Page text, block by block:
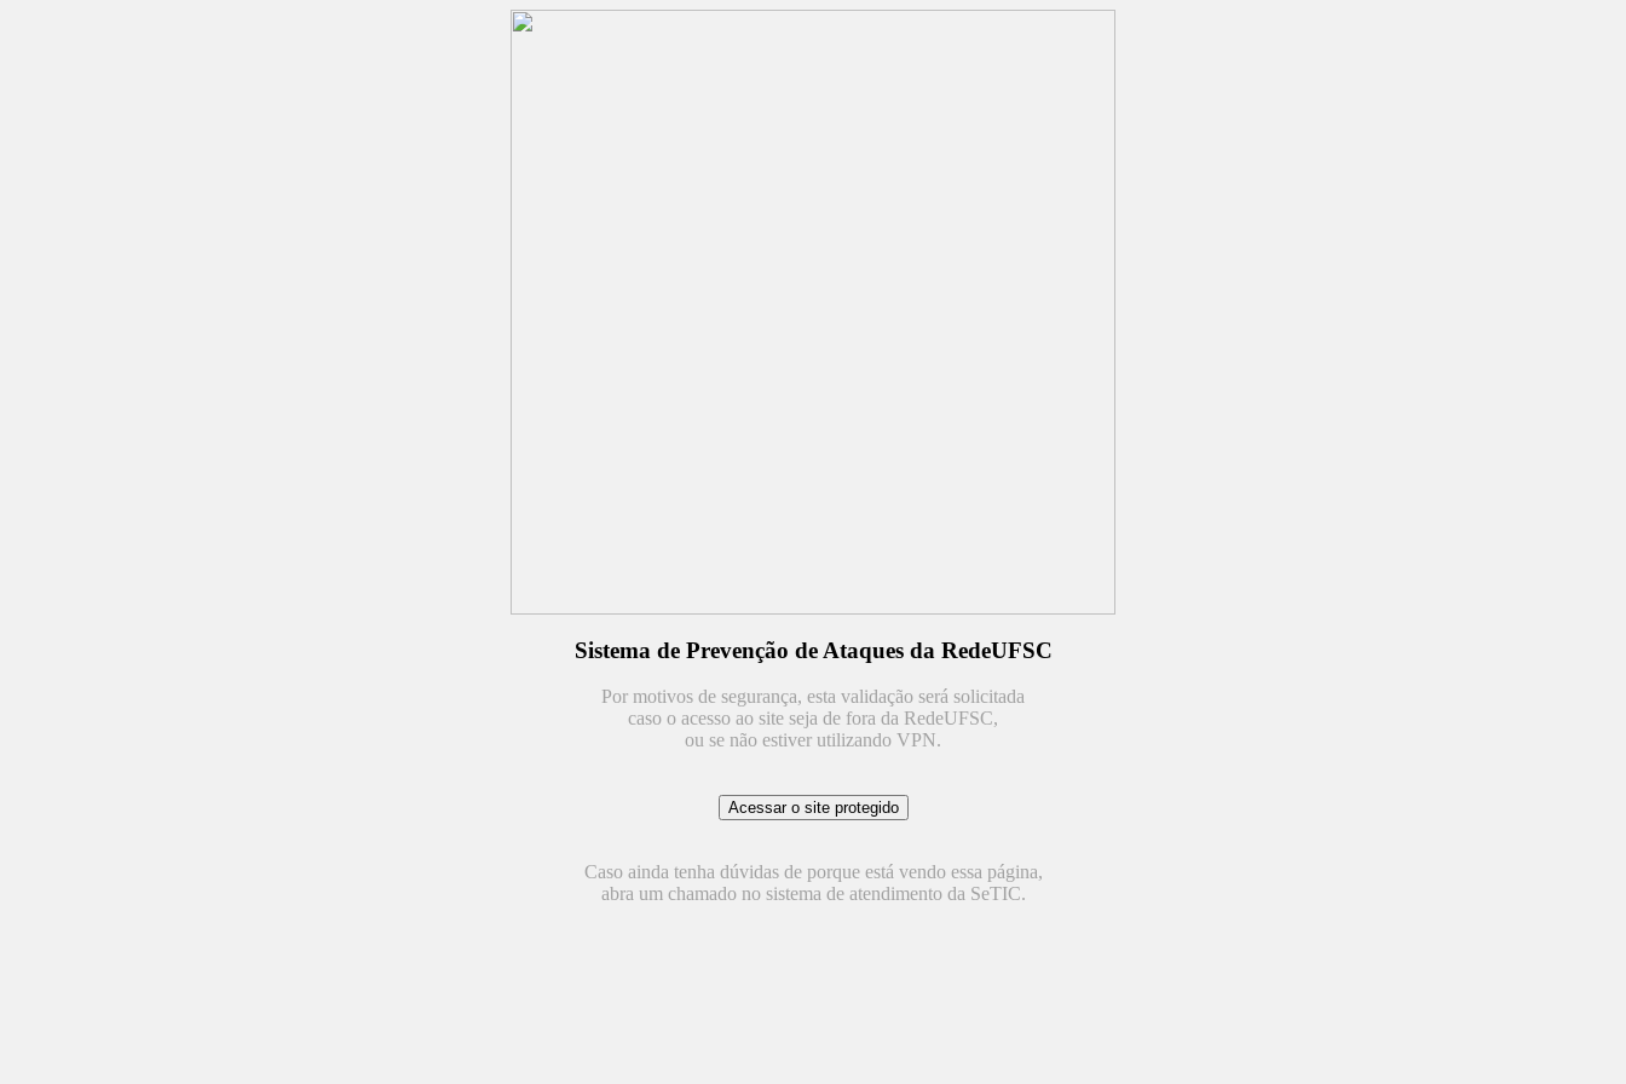
Sistema de Prevenção de Ataques da RedeUFSC
Por motivos de segurança, esta validação será solicitada
caso o acesso ao site seja de fora da RedeUFSC,
ou se não estiver utilizando VPN.
Caso ainda tenha dúvidas de porque está vendo essa página,
abra um chamado no sistema de atendimento da SeTIC.